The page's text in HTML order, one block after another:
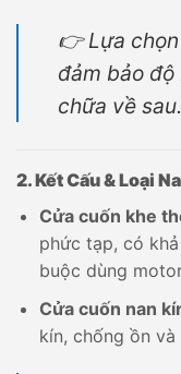
👉 Lựa
đảm bảo
chữa về sau.
2. Kết Cấu & Loại
Cửa cuốn khe
phức tạp, có
buộc dùng
Cửa cuốn nan
kín, chống ồn